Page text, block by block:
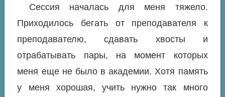
Сессия началась для меня тяжело.
Приходилось бегать от преподавателя к
преподавателю, сдавать хвосты и
отрабатывать пары, на момент которых
меня еще не было в академии. Хотя память
у меня хорошая, учить нужно так много